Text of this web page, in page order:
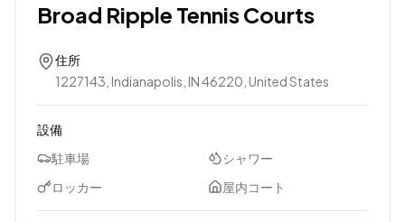
Broad Ripple Tennis Courts
住所
1227143, Indianapolis, IN 46220, United States
設備
駐車場
シャワー
ロッカー
屋内コート